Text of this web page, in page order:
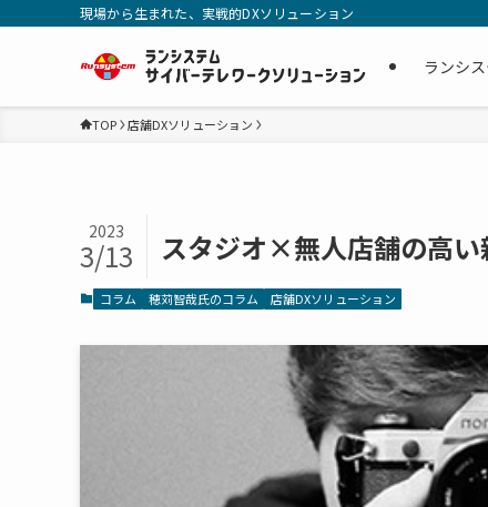
現場から生まれた、実戦的DXソリューション
ランシ
TOP 店舗DXソリューション
スタジオ×無人店舗の高
2023
3/13
コラム 穂苅智哉氏のコラム 店舗DXソリューション